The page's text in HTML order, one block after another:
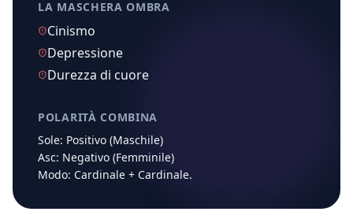
LA MASCHERA OMBRA
Cinismo
Depressione
Durezza di cuore
POLARITÀ COMBINA
Sole: Positivo (Maschile)
Asc: Negativo (Femminile)
Modo: Cardinale + Cardinale.